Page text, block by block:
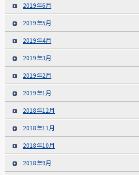
2019年6月
2019年5月
2019年4月
2019年3月
2019年2月
2019年1月
2018年12月
2018年11月
2018年10月
2018年9月